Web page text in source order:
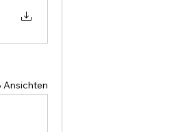
Ansichten